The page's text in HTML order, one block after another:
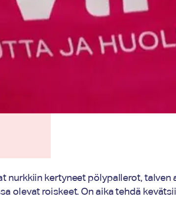
nurkkiin kertyneet pölypallerot,
olevat roiskeet. On aika tehdä